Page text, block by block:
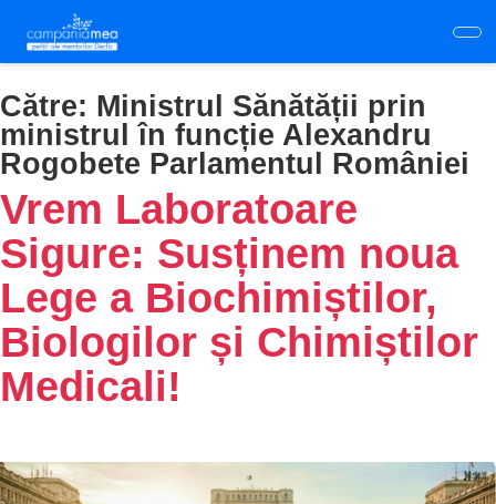
main
content
Către: Ministrul Sănătății prin
ministrul în funcție Alexandru
Rogobete Parlamentul României
Vrem Laboratoare
Sigure: Susținem noua
Lege a Biochimiștilor,
Biologilor și Chimiștilor
Medicali!